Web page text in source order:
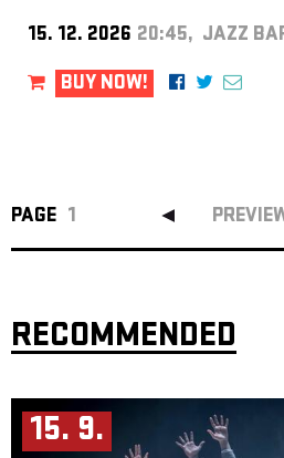
15. 12. 2026 20:45, JAZZ
BUY NOW!
PAGE 1
RECOMMENDED
15. 9.